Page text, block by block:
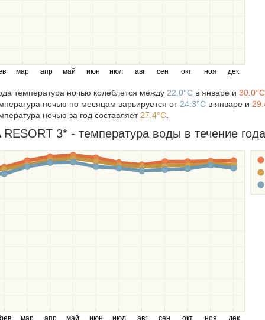
мар апр май июн июл авг сен окт ноя дек
температура ночью колеблется между 22.0°C в январе и 30.0°C
ночью по месяцам варьируется от24.3°C в январе и
ночью за год составляет27.4°C.
RESORT 3* - температура воды в течение
мар апр май июн июл авг сен окт ноя дек